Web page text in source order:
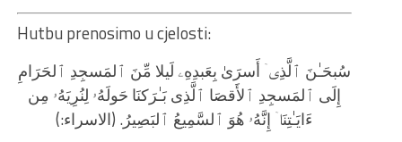
Hutbu prenosimo u cjelosti:
سُبحَـٰنَ ٱلَّذِیۤ أَسرَىٰ بِعَبدِهِۦ لَیلا مِّنَ ٱلمَسجِدِ ٱلحَرَامِ
إِلَى ٱلمَسجِدِ ٱلأَقصَا ٱلَّذِی بَـٰرَكنَا حَولَهُۥ لِنُرِیَهُۥ مِن
ءَایَـٰتِنَاۤ إِنَّهُۥ هُوَ ٱلسَّمِیعُ ٱلبَصِیرُ. (الاسراء:)